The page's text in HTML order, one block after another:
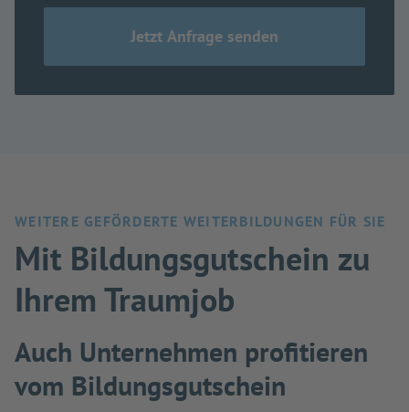
WEITERE GEFÖRDERTE WEITERBILDUNGEN FÜR SIE
Mit Bildungsgutschein zu
Ihrem Traumjob
Auch Unternehmen profitieren
vom Bildungsgutschein